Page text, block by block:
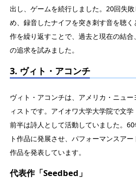
出し、ゲームを続行しました。20回失
め、録音したナイフを突き刺す音を聴
作を繰り返すことで、過去と現在の結
の追求を試みました。
3. ヴィト・アコンチ
ヴィト・アコンチは、アメリカ・ニュ
ィストです。アイオワ大学大学院で文
前半は詩人として活動していました。
ト作品に発展させ、パフォーマンスア
作品を発表しています。
代表作「Seedbed」